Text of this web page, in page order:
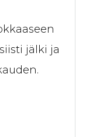
jälki ja